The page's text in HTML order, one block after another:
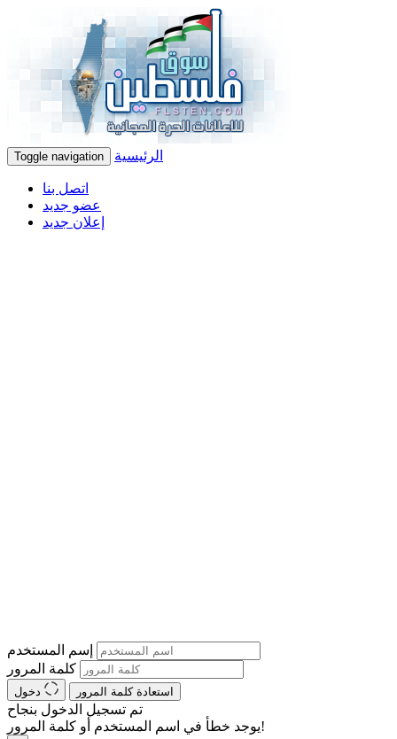
Toggle navigation الرئيسية
اتصل بنا
عضو جديد
إعلان جديد
إسم المستخدم
كلمة المرور
استعادة كلمة المرور
تم تسجيل الدخول بنجاح
يوجد خطأ في اسم المستخدم أو كلمة المرور!